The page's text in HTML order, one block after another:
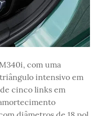
com uma
intensivo em
cinco links em